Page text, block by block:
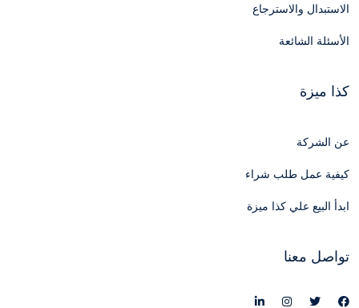
الاستبدال والاسترجاع
الأسئلة الشائعة
كذا ميزة
عن الشركة
كيفية عمل طلب شراء
ابدأ البيع علي كذا ميزة
تواصل معنا